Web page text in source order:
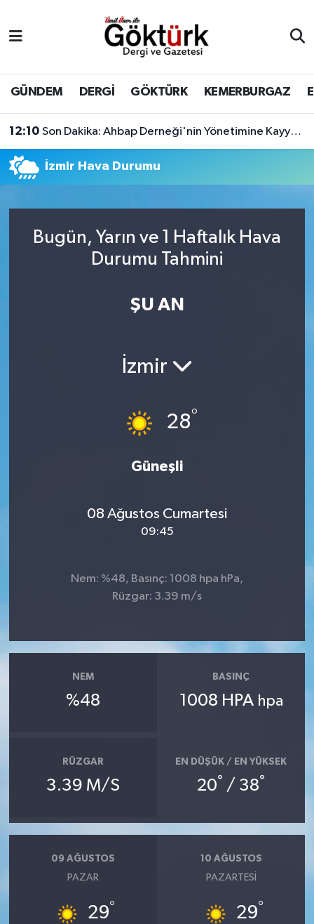
GÜNDEM DERGİ GÖKTÜRK KEMERBURGAZ
12:10 Son Dakika: Ahbap Derneği'nin Yönetimine Kayyum Atandı
İzmir Hava Durumu
Bugün, Yarın ve 1 Haftalık Hava
Durumu Tahmini
ŞU AN
İzmir
28°
Güneşli
08 Ağustos Cumartesi
09:45
Nem: %48, Basınç: 1008 hpa hPa,
Rüzgar: 3.39 m/s
NEM
%48
BASINÇ
1008 HPA hpa
RÜZGAR
3.39 M/S
EN DÜŞÜK / EN YÜKSEK
20° / 38°
09 AĞUSTOS
PAZAR
29°
10 AĞUSTOS
PAZARTESI
29°
BİLİM
DERGİ
DÜNYA
EKONOMİ
GÖKTÜRK
KÜLTÜR - SANAT
Eyüpsultan Hava Durumu
Eyüpsultan Trafik Yoğunluk Haritası
Süper Lig Puan Durumu ve Fikstür
Tüm Manşetler
Haber Arşivi